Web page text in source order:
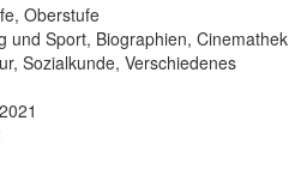
Oberstufe
und Sport, Biographien,
Sozialkunde, Verschiedenes
2021